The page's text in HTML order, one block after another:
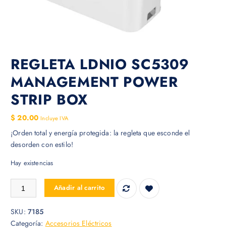
REGLETA LDNIO SC5309
MANAGEMENT POWER
STRIP BOX
$ 20.00 Incluye IVA
¡Orden total y energía protegida: la regleta que esconde el
desorden con estilo!
Hay existencias
REGLETA LDNIO SC5309 MANAGEMENT POWER STRIP BOX
Añadir al carrito
SKU: 7185
Categoría: Accesorios Eléctricos